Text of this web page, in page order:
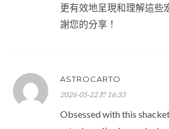
更有效地呈現和理解這些
謝您的分享！
ASTROCARTO
2026-05-22 於 16:33
Obsessed with this